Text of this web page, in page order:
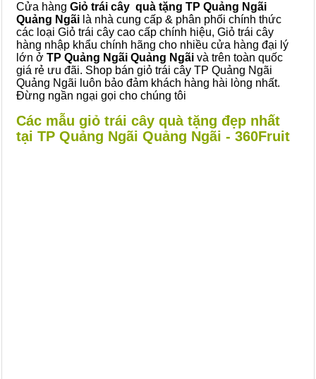
Cửa hàng Giỏ trái cây quà tặng TP Quảng Ngãi
Quảng Ngãi là nhà cung cấp & phân phối chính thức
các loại Giỏ trái cây cao cấp chính hiệu, Giỏ trái cây
hàng nhập khẩu chính hãng cho nhiều cửa hàng đại lý
lớn ở TP Quảng Ngãi Quảng Ngãi và trên toàn quốc
giá rẻ ưu đãi. Shop bán giỏ trái cây TP Quảng Ngãi
Quảng Ngãi luôn bảo đảm khách hàng hài lòng nhất.
Đừng ngần ngại gọi cho chúng tôi
Các mẫu giỏ trái cây quà tặng đẹp nhất
tại TP Quảng Ngãi Quảng Ngãi - 360Fruit